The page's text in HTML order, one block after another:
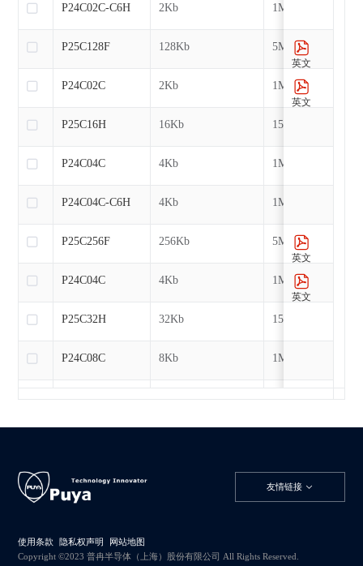
2Kb 1MHz
128Kb 5MHz
2Kb 1MHz
16Kb 15MHz
4Kb 1MHz
4Kb 1MHz
256Kb 5MHz
4Kb 1MHz
32Kb 15MHz
8Kb 1MHz
1MHz
16Kb 1MHz
P24C02C-C6H
P25C128F
P24C02C
P25C16H
P24C04C
P24C04C-C6H
P25C256F
P24C04C
P25C32H
P24C08C
P24C16C
英文
英文
英文
英文
英文
友情链接
使用条款 隐私权声明
网站地图
Copyright ©2023 普冉半导体（上海）股份有限公司 All Rights Reserved.